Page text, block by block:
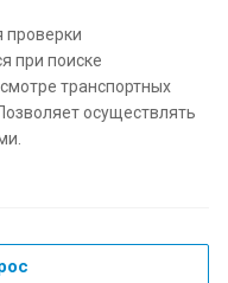
проверки
при поиске
транспортных
осуществлять